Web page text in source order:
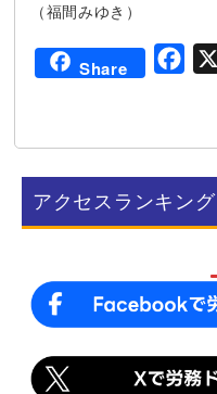
（福間みゆき）
Share
e
b
o
アクセスランキング